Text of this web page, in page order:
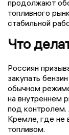
продолжают
топливного
стабильной
Что
Россиян
закупать
обычном
на внутреннем
под контролем.
Кремле, где не
топливом.